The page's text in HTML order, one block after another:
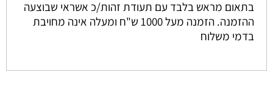
בתאום מראש בלבד עם תעודת זהות/כ אשראי שבוצעה
ההזמנה. הזמנה מעל 1000 ש"ח ומעלה אינה מחויבת
בדמי משלוח